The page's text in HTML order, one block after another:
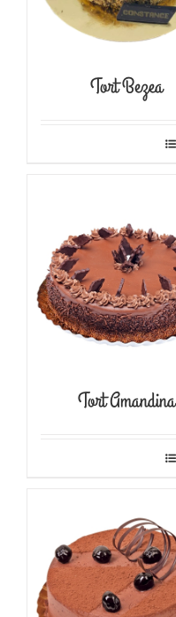
Tort Bezea
Tort Amandina